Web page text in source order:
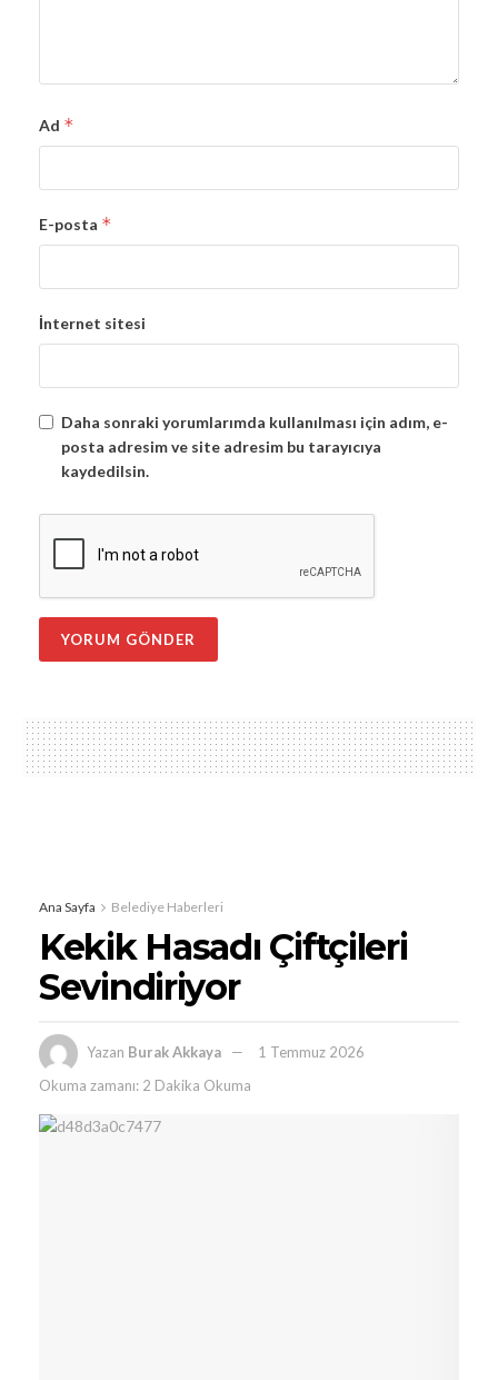
Ad *
E-posta *
İnternet sitesi
Daha sonraki yorumlarımda kullanılması için adım, e-
posta adresim ve site adresim bu tarayıcıya
kaydedilsin.
Ana Sayfa Belediye Haberleri
Kekik Hasadı Çiftçileri
Sevindiriyor
Yazan Burak Akkaya
1 Temmuz 2026
Okuma zamanı: 2 Dakika Okuma